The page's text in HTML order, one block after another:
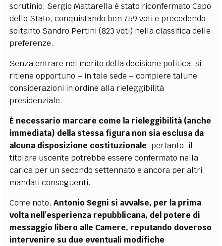
scrutinio, Sergio Mattarella è stato riconfermato Capo
dello Stato, conquistando ben 759 voti e precedendo
soltanto Sandro Pertini (823 voti) nella classifica delle
preferenze.
Senza entrare nel merito della decisione politica, si
ritiene opportuno – in tale sede – compiere talune
considerazioni in ordine alla rieleggibilità
presidenziale.
È necessario marcare come la rieleggibilità (anche
immediata) della stessa figura non sia esclusa da
alcuna disposizione costituzionale; pertanto, il
titolare uscente potrebbe essere confermato nella
carica per un secondo settennato e ancora per altri
mandati conseguenti.
Come noto,Antonio Segni si avvalse, per la prima
volta nell’esperienza repubblicana, del potere di
messaggio libero alle Camere, reputando doveroso
intervenire su due eventuali modifiche